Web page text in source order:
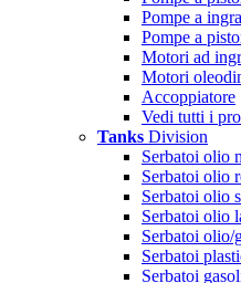
Pompe a
Pompe a
Motori ad
Motori
Accoppiatore
Vedi tutti i
Tanks Division
Serbatoi olio
Serbatoi olio
Serbatoi olio
Serbatoi olio
Serbatoi olio/
Serbatoi
Serbatoi